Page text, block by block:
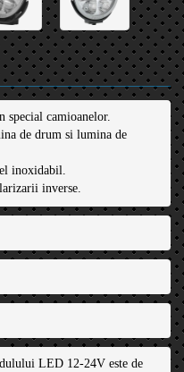
special camioanelor.
de drum si lumina de
inoxidabil.
inverse.
LED 12-24V este de